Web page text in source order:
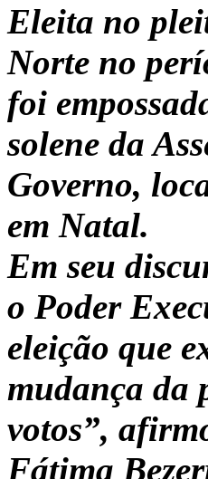
Eleita no
Norte no
foi
solene da
Governo,
em Natal.
Em seu
o Poder
eleição que
mudança da
votos”,
Fátima